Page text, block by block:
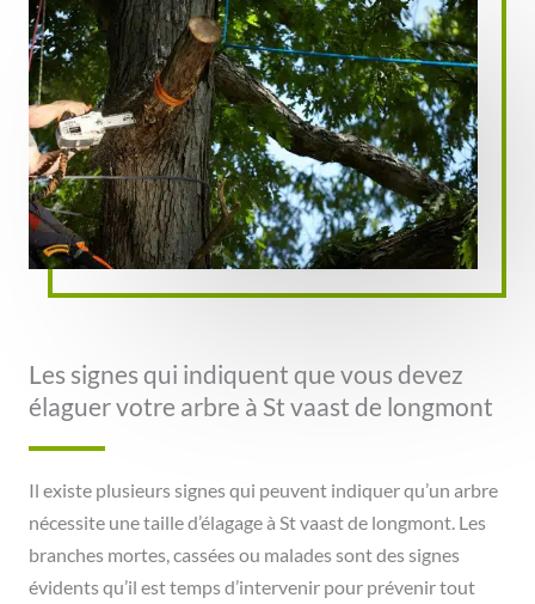
Les signes qui indiquent que vous devez
élaguer votre arbre à St vaast de longmont
Il existe plusieurs signes qui peuvent indiquer qu’un arbre
nécessite une taille d’élagage à St vaast de longmont. Les
branches mortes, cassées ou malades sont des signes
évidents qu’il est temps d’intervenir pour prévenir tout